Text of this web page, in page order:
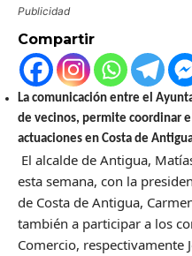
Publicidad
Compartir
La comunicación entre el
de vecinos, permite coordinar
actuaciones en Costa de
El alcalde de Antigua,
esta semana, con la
de Costa de Antigua,
también a participar a los
Comercio, respectivamente